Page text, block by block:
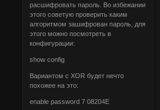
расшифровать пароль. Во избежании
этого советую проверить каким
алгоритмом зашифрован пароль, для
этого можно посмотреть в
конфигурации:
show config
Вариантом с XOR будет нечто
похожее на это:
enable password 7 08204E